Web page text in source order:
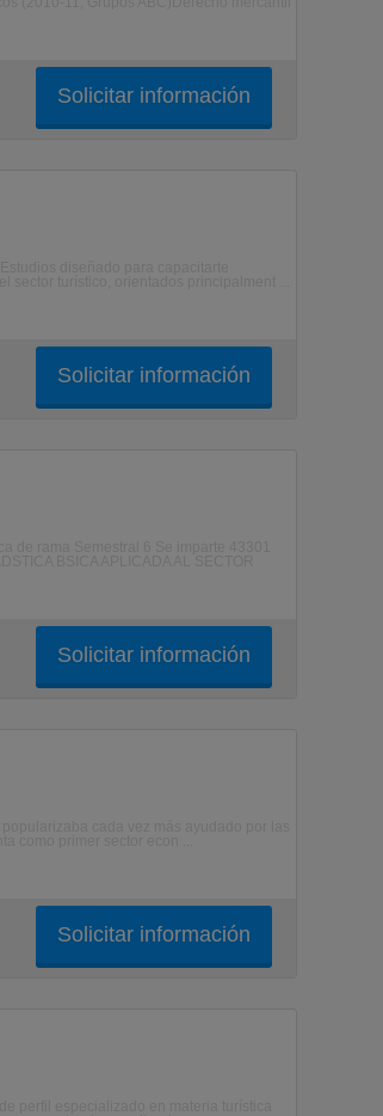
Solicitar información
Solicitar información
Solicitar información
Solicitar información